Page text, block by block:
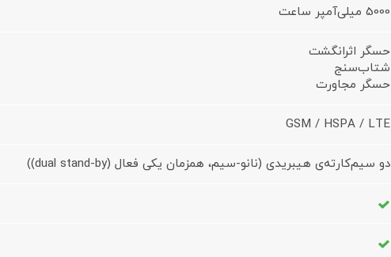
5000 میلی‌آمپر ساعت
حسگر اثرانگشت
شتاب‌سنج
حسگر مجاورت
GSM / HSPA / LTE
دو سیم‌کارته‌ی هیبریدی (نانو-سیم، همزمان یکی فعال (dual stand-by))